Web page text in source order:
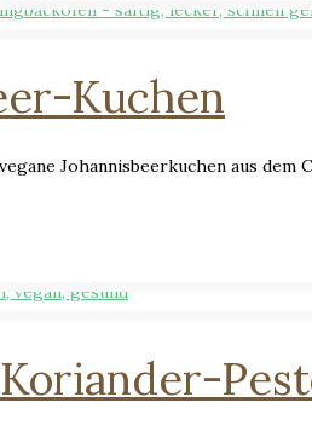
Kuchen
Johannisbeerkuchen aus dem